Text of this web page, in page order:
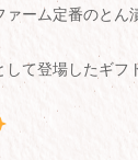
ーム定番のとん
て登場したギフ